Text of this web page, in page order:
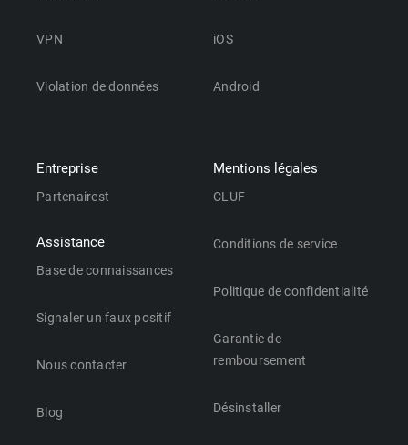
VPN
Violation de données
iOS
Android
Entreprise
Partenairest
Assistance
Base de connaissances
Signaler un faux positif
Nous contacter
Blog
Mentions légales
CLUF
Conditions de service
Politique de confidentialité
Garantie de
remboursement
Désinstaller